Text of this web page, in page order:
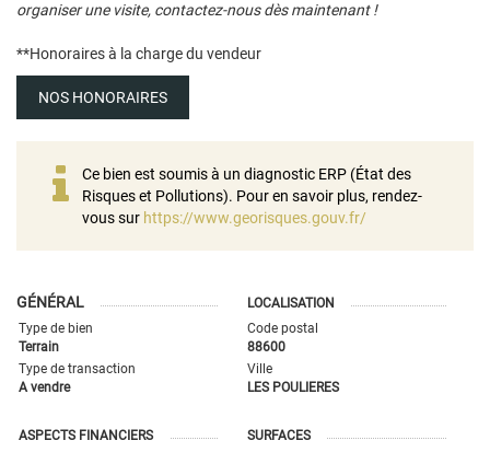
organiser une visite, contactez-nous dès maintenant !
**Honoraires à la charge du vendeur
NOS HONORAIRES
Ce bien est soumis à un diagnostic ERP (État des
Risques et Pollutions). Pour en savoir plus, rendez-
vous sur https://www.georisques.gouv.fr/
GÉNÉRAL
Type de bien
Terrain
Type de transaction
A vendre
LOCALISATION
Code postal
88600
Ville
LES POULIERES
ASPECTS FINANCIERS
SURFACES